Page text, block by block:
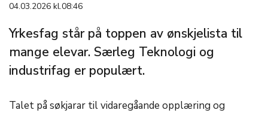
04.03.2026 kl.08:46
Yrkesfag står på toppen av ønskjelista til
mange elevar. Særleg Teknologi og
industrifag er populært.
Talet på søkjarar til vidaregåande opplæring og